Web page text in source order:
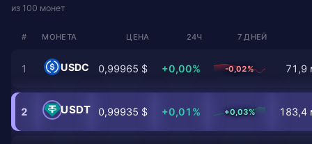
из 100 монет
# МОНЕТА ЦЕНА 24Ч 7 ДНЕЙ
1 USDC 0,99965 $ +0,00% -0,02% 71,9
2 USDT 0,99935 $ +0,01% +0,03% 183,4